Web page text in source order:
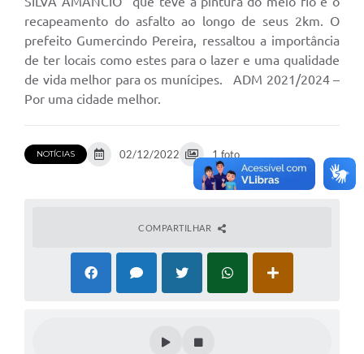
recapeamento do asfalto ao longo de seus 2km. O
prefeito Gumercindo Pereira, ressaltou a importância
de ter locais como estes para o lazer e uma qualidade
de vida melhor para os munícipes. ADM 2021/2024 –
Por uma cidade melhor.
NOTÍCIAS 02/12/2022 1 foto
COMPARTILHAR